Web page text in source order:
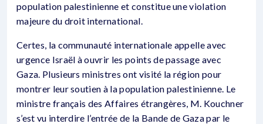
population palestinienne et constitue une violation
majeure du droit international.
Certes, la communauté internationale appelle avec
urgence Israël à ouvrir les points de passage avec
Gaza. Plusieurs ministres ont visité la région pour
montrer leur soutien à la population palestinienne. Le
ministre français des Affaires étrangères, M. Kouchner
s’est vu interdire l’entrée de la Bande de Gaza par le